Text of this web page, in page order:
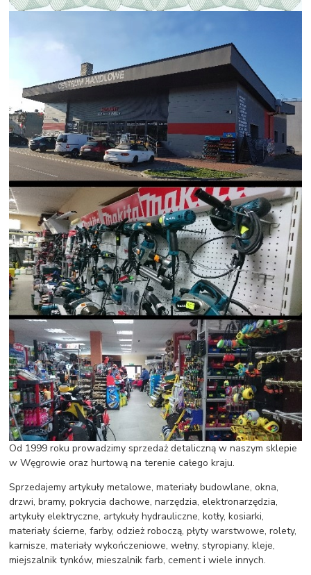
Od 1999 roku prowadzimy sprzedaż detaliczną w naszym sklepie
w Węgrowie oraz hurtową na terenie całego kraju.
Sprzedajemy artykuły metalowe, materiały budowlane, okna,
drzwi, bramy, pokrycia dachowe, narzędzia, elektronarzędzia,
artykuły elektryczne, artykuły hydrauliczne, kotły, kosiarki,
materiały ścierne, farby, odzież roboczą, płyty warstwowe, rolety,
karnisze, materiały wykończeniowe, wełny, styropiany, kleje,
miejszalnik tynków, mieszalnik farb, cement i wiele innych.